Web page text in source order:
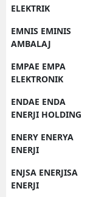
ELEKTRIK
EMNIS EMINIS
AMBALAJ
EMPAE EMPA
ELEKTRONIK
ENDAE ENDA
ENERJI HOLDING
ENERY ENERYA
ENERJI
ENJSA ENERJISA
ENERJI